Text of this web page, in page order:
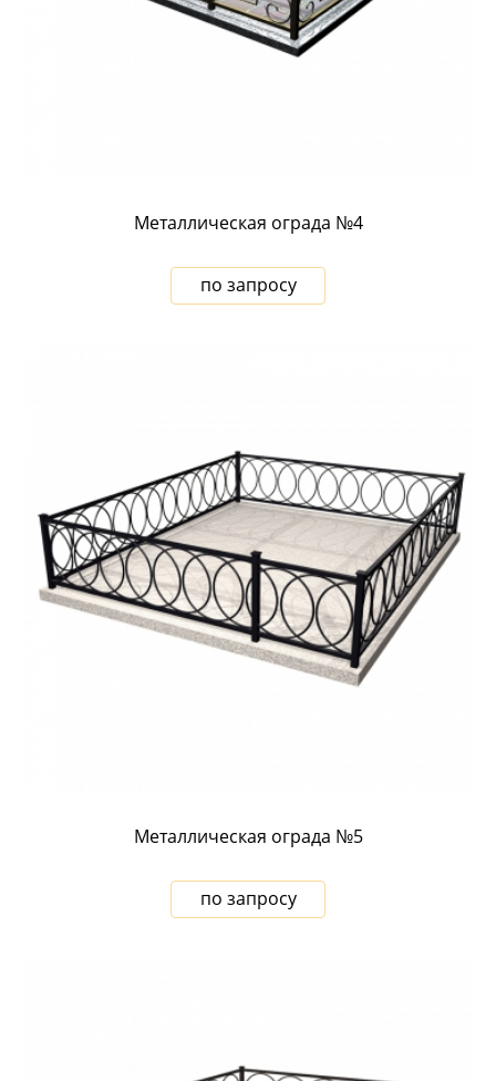
Металлическая ограда №4
по запросу
Металлическая ограда №5
по запросу